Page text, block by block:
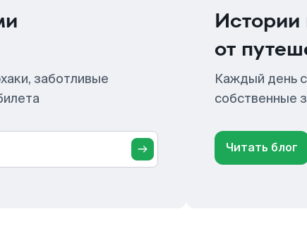
заботливые
Истории
от
Каждый день
собственные
Читать блог